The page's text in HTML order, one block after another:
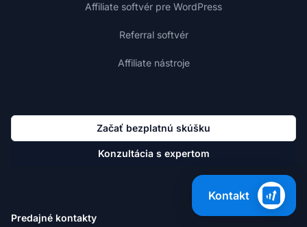
Affiliate softvér pre WordPress
Referral softvér
Affiliate nástroje
Začať bezplatnú skúšku
Konzultácia s expertom
Predajné kontakty
Kontakt